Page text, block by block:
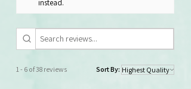
instead.
1 - 6 of 38 reviews Sort By: